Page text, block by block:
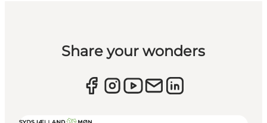
Share your wonders